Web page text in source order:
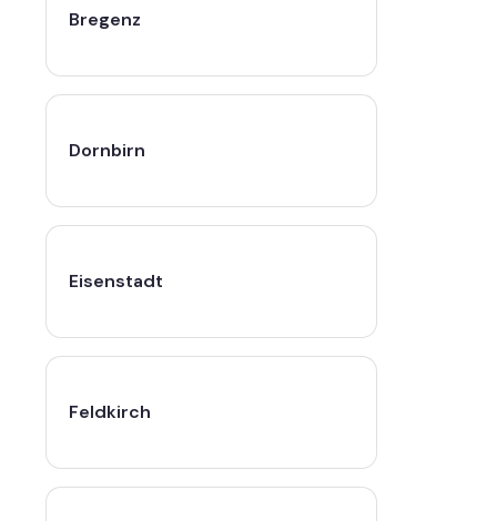
Bregenz
Dornbirn
Eisenstadt
Feldkirch